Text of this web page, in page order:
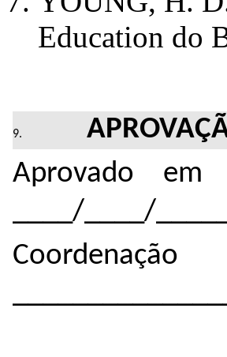
Education do
Aprovado em
____/____/